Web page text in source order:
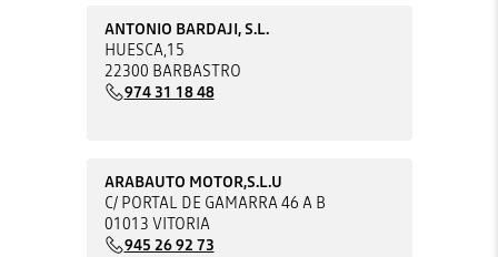
ANTONIO BARDAJI, S.L.
HUESCA,15
22300 BARBASTRO
974 31 18 48
ARABAUTO MOTOR,S.L.U
C/ PORTAL DE GAMARRA 46 A B
01013 VITORIA
945 26 92 73